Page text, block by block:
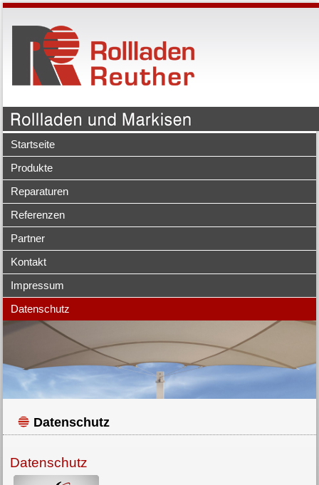
Startseite
Produkte
Reparaturen
Referenzen
Partner
Kontakt
Impressum
Datenschutz
Datenschutz
Datenschutz